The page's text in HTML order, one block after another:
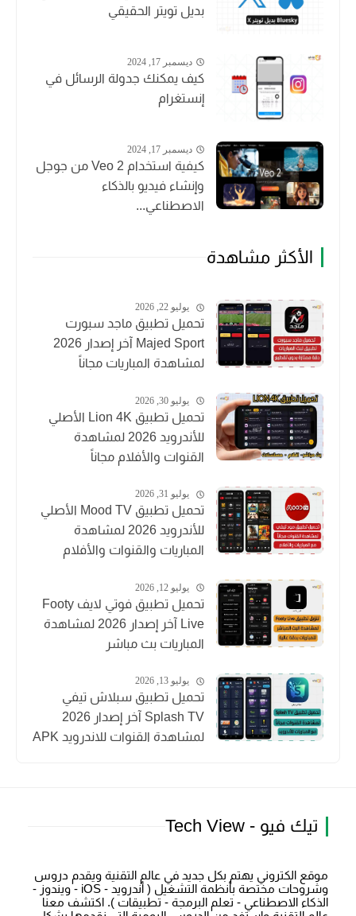
بديل تويتر الحقيقي
ديسمبر 17, 2024
كيف يمكنك جدولة الرسائل في
إنستغرام
ديسمبر 17, 2024
كيفية استخدام Veo 2 من جوجل
وإنشاء فيديو بالذكاء
الاصطناعي...
الأكثر مشاهدة
يوليو 22, 2026
تحميل تطبيق ماجد سبورت
Majed Sport آخر إصدار 2026
لمشاهدة المباريات مجاناً
يوليو 30, 2026
تحميل تطبيق Lion 4K الأصلي
للأندرويد 2026 لمشاهدة
القنوات والأفلام مجاناً
يوليو 31, 2026
تحميل تطبيق Mood TV الأصلي
للأندرويد 2026 لمشاهدة
المباريات والقنوات والأفلام
يوليو 12, 2026
تحميل تطبيق فوتي لايف Footy
Live آخر إصدار 2026 لمشاهدة
المباريات بث مباشر
يوليو 13, 2026
تحميل تطبيق سبلاش تيفي
Splash TV آخر إصدار 2026
لمشاهدة القنوات للاندرويد APK
تيك فيو - Tech View
موقع الكتروني يهتم بكل جديد في عالم التقنية ويقدم دروس
وشروحات مختصة بأنظمة التشغيل ( أندرويد - iOS - ويندوز -
الذكاء الاصطناعي - تعلم البرمجة - تطبيقات ). اكتشف معنا